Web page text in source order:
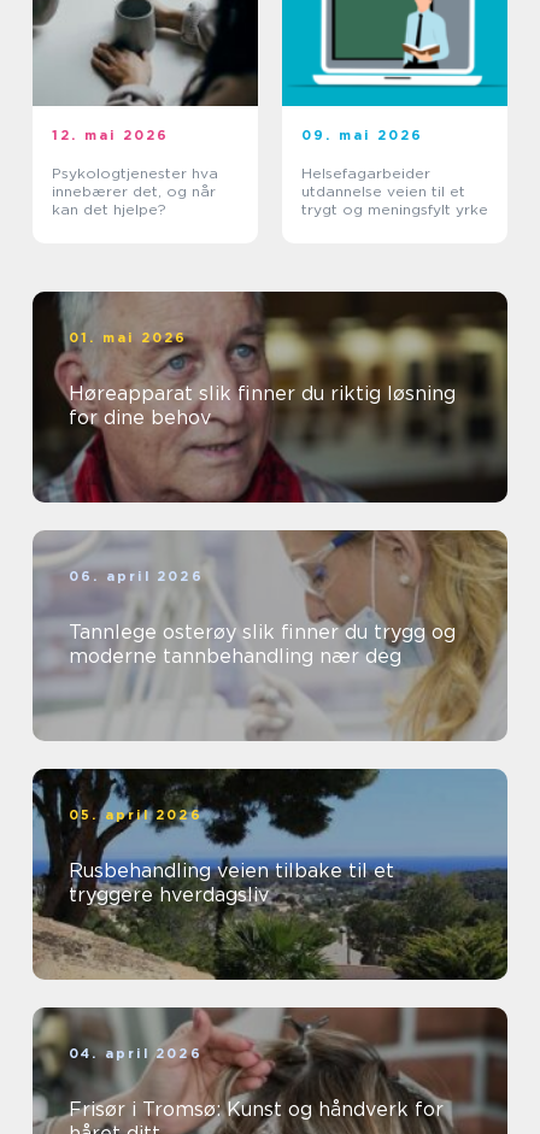
12. mai 2026
Psykologtjenester hva
innebærer det, og når
kan det hjelpe?
09. mai 2026
Helsefagarbeider
utdannelse veien til et
trygt og meningsfylt yrke
01. mai 2026
Høreapparat slik finner du riktig løsning
for dine behov
06. april 2026
Tannlege osterøy slik finner du trygg og
moderne tannbehandling nær deg
05. april 2026
Rusbehandling veien tilbake til et
tryggere hverdagsliv
04. april 2026
Frisør i Tromsø: Kunst og håndverk for